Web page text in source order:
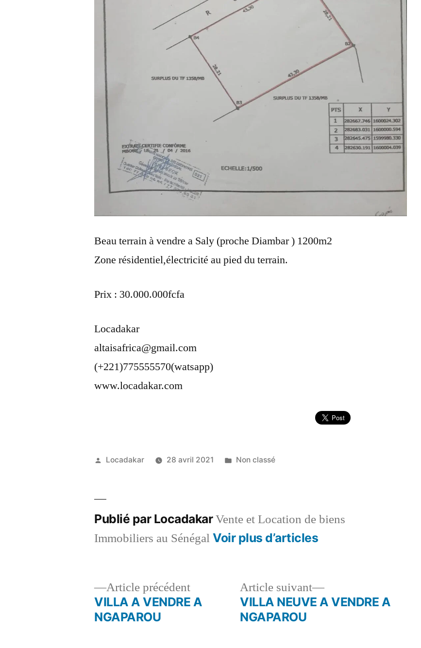
Beau terrain à vendre a Saly (proche Diambar ) 1200m2
Zone résidentiel,électricité au pied du terrain.
Prix : 30.000.000fcfa
Locadakar
altaisafrica@gmail.com
(+221)775555570(watsapp)
www.locadakar.com
Publié
Locadakar 28 avril 2021
Publié
Non classé
Publié par LocadakarVente et Location de biens
Immobiliers au SénégalVoir plus d’articles
Navigation
Article précédentArticle
précédent :
VILLA A VENDRE A
NGAPAROU
Article suivant
Article
suivant :
VILLA NEUVE A VENDRE A
NGAPAROU